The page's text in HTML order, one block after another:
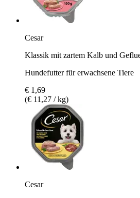
Cesar
Klassik mit zartem Kalb und
Hundefutter für erwachsene Tiere
€ 1,69
(€ 11,27 / kg)
Cesar